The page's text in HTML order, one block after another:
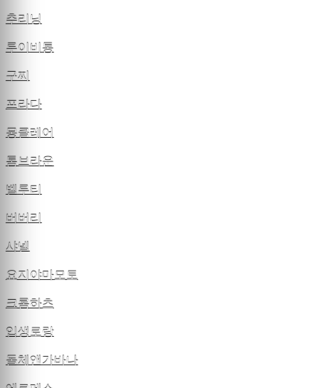
추리닝
루이비통
구찌
프라다
몽클레어
톰브라운
벨루티
버버리
샤넬
요지야마모토
크롬하츠
입생로랑
돌체앤가바나